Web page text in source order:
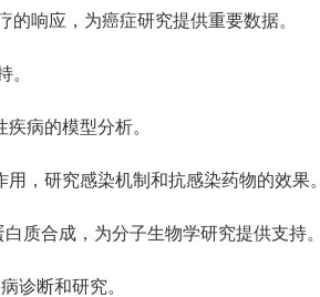
的响应，为癌症研究提供重要数据。
。
病的模型分析。
，研究感染机制和抗感染药物的效果。
质合成，为分子生物学研究提供支持。
诊断和研究。